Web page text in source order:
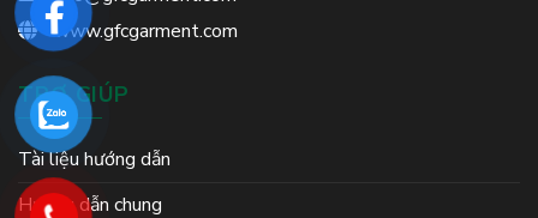
www.gfcgarment.com
TRỢ GIÚP
Tài liệu hướng dẫn
Hướng dẫn chung